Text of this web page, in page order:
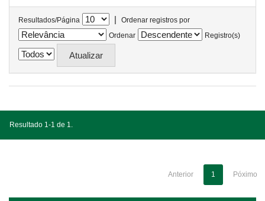
Resultados/Página |
Ordenar registros por
Ordenar
Registro(s)
Resultado 1-1 de 1.
Anterior 1 Póximo